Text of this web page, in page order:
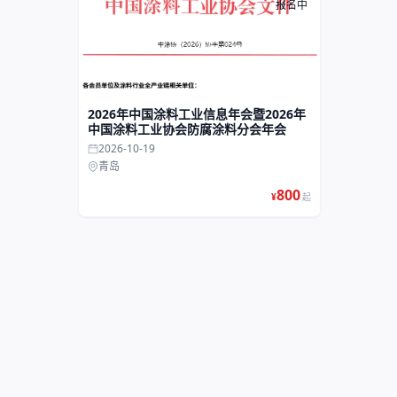
报名中
2026年中国涂料工业信息年会暨2026年
中国涂料工业协会防腐涂料分会年会
2026-10-19
青岛
¥800起